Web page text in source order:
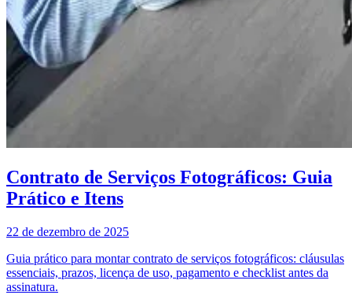
Contrato de Serviços Fotográficos: Guia
Prático e Itens
22 de dezembro de 2025
Guia prático para montar contrato de serviços fotográficos: cláusulas
essenciais, prazos, licença de uso, pagamento e checklist antes da
assinatura.